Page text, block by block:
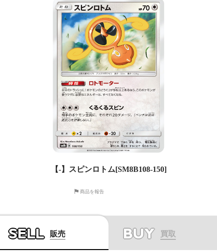
【-】スピンロトム[SM8B108-150]
商品を報告
SELL 販売 BUY 買取